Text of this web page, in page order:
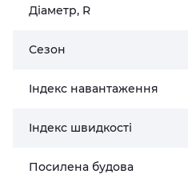
Діаметр, R
Сезон
Індекс навантаження
Індекс швидкості
Посилена будова